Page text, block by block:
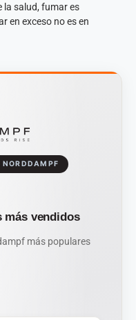
la salud, fumar es
en exceso no es en
NORDDAMPF
más vendidos
más populares